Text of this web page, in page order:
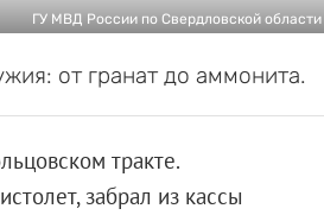
ГУ МВД России по Свердловской области
от гранат до аммонита.
тракте.
забрал из кассы